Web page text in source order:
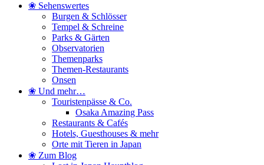
❀ Sehenswertes
Burgen & Schlösser
Tempel & Schreine
Parks & Gärten
Observatorien
Themenparks
Themen-Restaurants
Onsen
❀ Und mehr…
Touristenpässe & Co.
Osaka Amazing Pass
Restaurants & Cafés
Hotels, Guesthouses & mehr
Orte mit Tieren in Japan
❀ Zum Blog